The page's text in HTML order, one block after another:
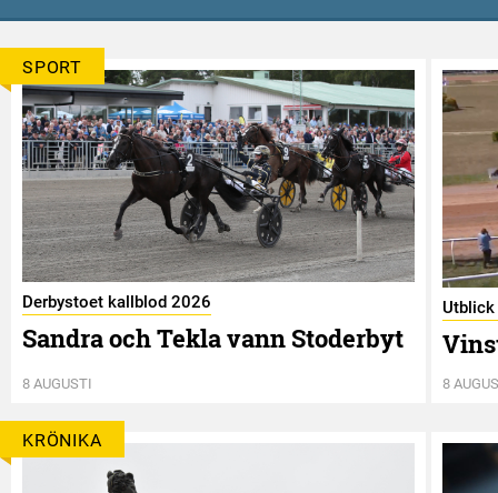
SPORT
Derbystoet kallblod 2026
Sandra och Tekla vann Stoderbyt
8 AUGUSTI
Utblick
8
KRÖNIKA